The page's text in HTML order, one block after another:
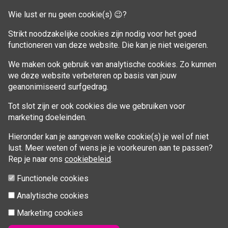
Wie lust er nu geen cookie(s) 😉?
Strikt noodzakelijke cookies zijn nodig voor het goed
functioneren van deze website. Die kan je niet weigeren.
We maken ook gebruik van analytische cookies. Zo kunnen
we deze website verbeteren op basis van jouw
geanonimiseerd surfgedrag.
Tot slot zijn er ook cookies die we gebruiken voor
marketing doeleinden.
Hieronder kan je aangeven welke cookie(s) je wel of niet
lust. Meer weten of wens je je voorkeuren aan te passen?
Rep je naar ons cookiebeleid.
Functionele cookies
Analytische cookies
Marketing cookies
Aankoop beheren
VOLG MIJ
Facebook
© 2026 Fitcoach Sofie | Sportsessies regio Brugge |
info@fitcoachsofie.be | Powered by